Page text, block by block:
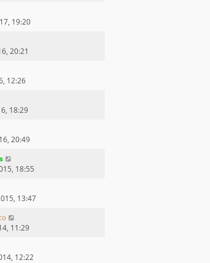
19:20
20:21
12:26
18:29
20:49
18:55
13:47
11:29
12:22